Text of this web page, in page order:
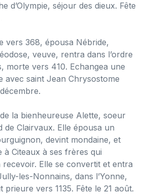
d’Olympie, séjour des dieux. Fête
vers 368, épousa Nébride,
veuve, rentra dans l’ordre
morte vers 410. Echangea une
avec saint Jean Chrysostome
la bienheureuse Alette, soeur
de Clairvaux. Elle épousa un
devint mondaine, et
à Citeaux à ses frères qui
Elle se convertit et entra
les-Nonnains, dans l’Yonne,
vers 1135. Fête le 21 août.